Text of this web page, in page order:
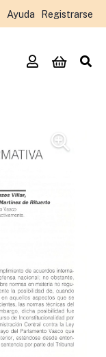
Ayuda Registrarse